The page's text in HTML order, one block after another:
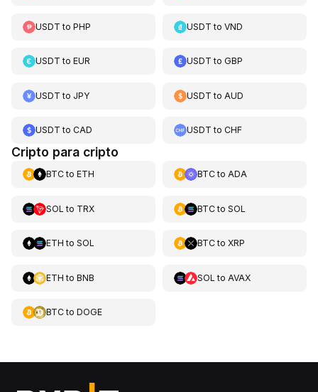
USDT to PHP USDT toVND
USDT to EUR USDT toGBP
USDT to JPY USDT to AUD
USDT to CAD USDT toCHF
Cripto para cripto
BTCto ETH BTCto ADA
SOL to TRX BTCto SOL
ETH to SOL BTCto XRP
ETH to BNB SOL to AVAX
BTCto DOGE